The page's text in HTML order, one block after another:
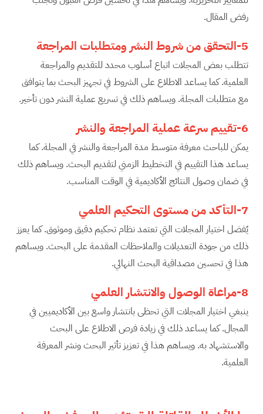
رفض المقال.
5-التحقق من شروط النشر ومتطلبات المراجعة
تتطلب بعض المجلات اتباع أسلوب محدد للتقديم والمراجعة
العلمية. كما يساعد الاطلاع على الشروط في تجهيز البحث بما يتوافق
مع متطلبات المجلة. ويساهم ذلك في تسريع عملية النشر دون تأخير.
6-تقييم سرعة عملية المراجعة والنشر
يمكن للباحث معرفة متوسط مدة المراجعة والنشر في المجلة. كما
يساعد هذا التقييم في التخطيط الزمني لتقديم البحث. ويساهم ذلك
في ضمان وصول النتائج الأكاديمية في الوقت المناسب.
7-التأكد من مستوى التحكيم العلمي
يُفضل اختيار المجلات التي تعتمد نظام تحكيم دقيق وموثوق. كما يعزز
ذلك من جودة التعديلات والملاحظات المقدمة على البحث. ويساهم
هذا في تحسين مصداقية البحث النهائي.
8-مراعاة الوصول والانتشار العلمي
ينبغي اختيار المجلات التي تحظى بانتشار واسع بين الأكاديميين في
المجال. كما يساعد ذلك في زيادة فرص الاطلاع على البحث
والاستشهاد به. ويساهم هذا في تعزيز تأثير البحث ونشر المعرفة
العلمية.